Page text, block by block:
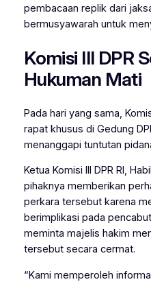
pembacaan replik dari
bermusyawarah untuk
Komisi III DPR
Hukuman Mati
Pada hari yang sama,
rapat khusus di Gedung
menanggapi tuntutan
Ketua Komisi III DPR RI,
pihaknya memberikan
perkara tersebut karena
berimplikasi pada
meminta majelis hakim
tersebut secara cermat.
“Kami memperoleh